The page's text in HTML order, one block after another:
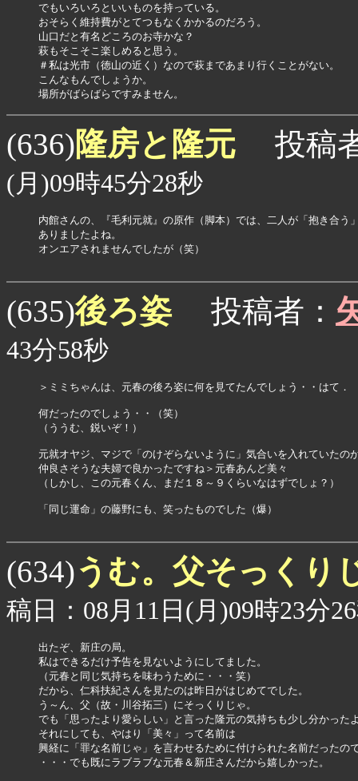
でもいろいろといいものを持っている。
おそらく維持費がとてつもなくかかるのだろう。
山口だと有名どころのお寺かな？
萩もそこそこ楽しめると思う。
＃私は光市（徳山の近く）なので萩まであまり行くことがない。
こんなもんでしょうか。
場所がばらばらですみません。
(636)隆房と隆元 投稿
(月)09時45分28秒
内館さんの、『毛利元就』の原作（脚本）では、二人が「抱き合う
ありましたよね。
オンエアされませんでしたが（笑）
(635)後ろ姿 投稿者：
43分58秒
＞ミミちゃんは、元春の後ろ姿に何を見てたんでしょう・・はて．
何だったのでしょう・・（笑）
（ううむ、鋭いぞ！）
元就オヤジ、マジで「のけぞらないように」気合いを入れていたの
仲良さそうな夫婦で良かったですね＞元春あんど美々
（しかし、この元春くん、まだ１８～９くらいなはずでしょ？）
「同じ運命」の藤野にも、笑ったものでした（爆）
(634)うむ。父そっくり
稿日：08月11日(月)09時23分
出たぞ、新庄の局。
私はできるだけ予告を見ないようにしてました。
（元春と同じ気持ちを味わうために・・・笑）
だから、仁科扶紀さんを見たのは昨日がはじめてでした。
う～ん、父（故・川谷拓三）にそっくりじゃ。
でも「思ったより愛らしい」と言った隆元の気持ちも少し分かった
それにしても、やはり「美々」って名前は
興経に「罪な名前じゃ」を言わせるために付けられた名前だったの
・・・でも既にラブラブな元春＆新庄さんだから嬉しかった。